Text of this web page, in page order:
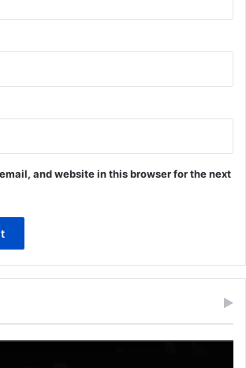
and website in this browser for the next